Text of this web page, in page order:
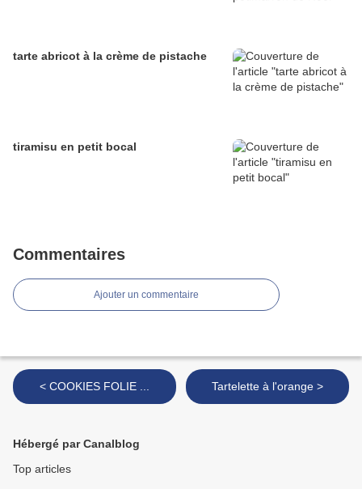
tarte abricot à la crème de pistache
tiramisu en petit bocal
Commentaires
Ajouter un commentaire
< COOKIES FOLIE ... Tartelette à l'orange >
Hébergé par Canalblog
Top articles